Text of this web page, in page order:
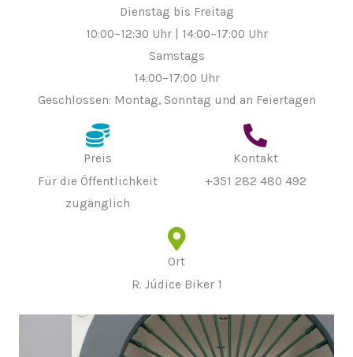
Dienstag bis Freitag
10:00–12:30 Uhr | 14:00–17:00 Uhr
Samstags
14:00–17:00 Uhr
Geschlossen: Montag, Sonntag und an Feiertagen
Preis
Für die Öffentlichkeit
zugänglich
Kontakt
+351 282 480 492
Ort
R. Júdice Biker 1